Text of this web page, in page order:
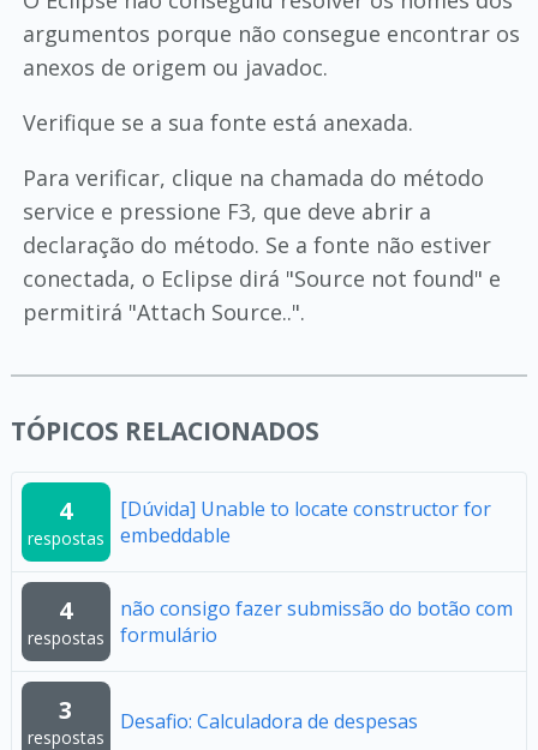
argumentos porque não consegue encontrar os
anexos de origem ou javadoc.
Verifique se a sua fonte está anexada.
Para verificar, clique na chamada do método
service e pressione F3, que deve abrir a
declaração do método. Se a fonte não estiver
conectada, o Eclipse dirá "Source not found" e
permitirá "Attach Source..".
TÓPICOS RELACIONADOS
4
respostas
[Dúvida] Unable to locate constructor for
embeddable
4
respostas
não consigo fazer submissão do botão com
formulário
3
respostas
Desafio: Calculadora de despesas